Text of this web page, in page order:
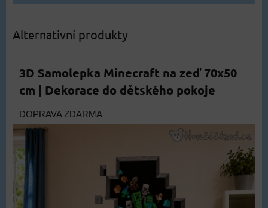
Alternativní produkty
3D Samolepka Minecraft na zeď 70x50
cm | Dekorace do dětského pokoje
DOPRAVA ZDARMA